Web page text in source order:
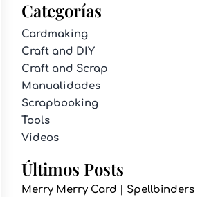
Categorías
Cardmaking
Craft and DIY
Craft and Scrap
Manualidades
Scrapbooking
Tools
Videos
Últimos Posts
Merry Merry Card | Spellbinders